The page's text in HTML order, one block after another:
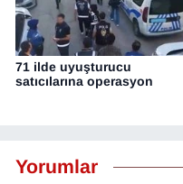
71 ilde uyuşturucu
satıcılarına operasyon
Yorumlar